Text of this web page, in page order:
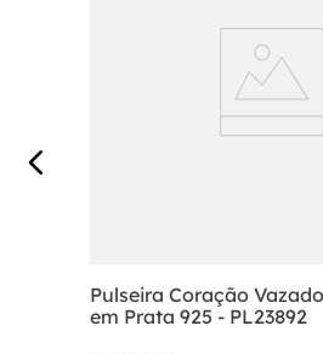
Pulseira Coração
em Prata 925 - PL23892